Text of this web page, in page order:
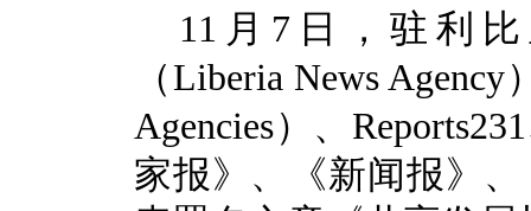
11月7日，驻利
（Liberia News
Agencies）、
家报》、《新闻报》